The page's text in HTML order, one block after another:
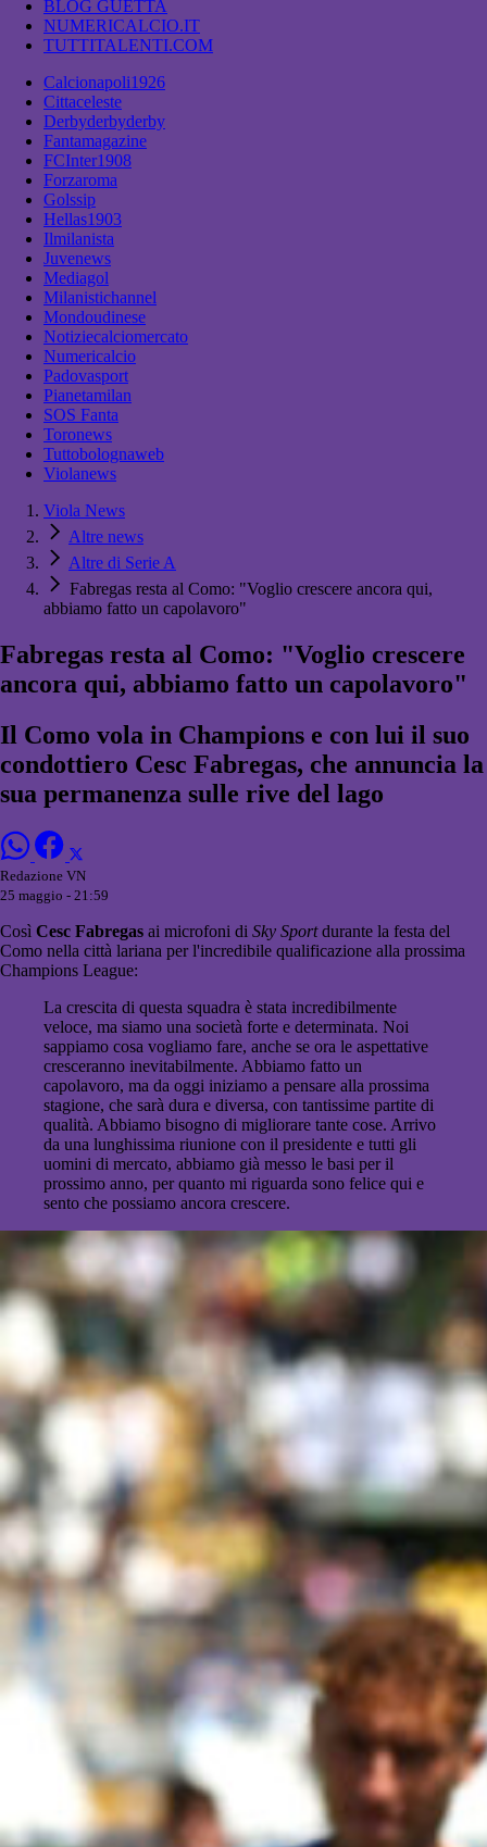
BLOG GUETTA
NUMERICALCIO.IT
TUTTITALENTI.COM
Calcionapoli1926
Cittaceleste
Derbyderbyderby
Fantamagazine
FCInter1908
Forzaroma
Golssip
Hellas1903
Ilmilanista
Juvenews
Mediagol
Milanistichannel
Mondoudinese
Notiziecalciomercato
Numericalcio
Padovasport
Pianetamilan
SOS Fanta
Toronews
Tuttobolognaweb
Violanews
Viola News
Altre news
Altre di Serie A
Fabregas resta al Como: "Voglio crescere ancora qui,
abbiamo fatto un capolavoro"
Fabregas resta al Como: "Voglio crescere
ancora qui, abbiamo fatto un capolavoro"
Il Como vola in Champions e con lui il suo
condottiero Cesc Fabregas, che annuncia la
sua permanenza sulle rive del lago
Redazione VN
25 maggio - 21:59
Così Cesc Fabregas ai microfoni di Sky Sportdurante la festa del
Como nella città lariana per l'incredibile qualificazione alla prossima
Champions League:
La crescita di questa squadra è stata incredibilmente
veloce, ma siamo una società forte e determinata. Noi
sappiamo cosa vogliamo fare, anche se ora le aspettative
cresceranno inevitabilmente. Abbiamo fatto un
capolavoro, ma da oggi iniziamo a pensare alla prossima
stagione, che sarà dura e diversa, con tantissime partite di
qualità. Abbiamo bisogno di migliorare tante cose. Arrivo
da una lunghissima riunione con il presidente e tutti gli
uomini di mercato, abbiamo già messo le basi per il
prossimo anno, per quanto mi riguarda sono felice qui e
sento che possiamo ancora crescere.